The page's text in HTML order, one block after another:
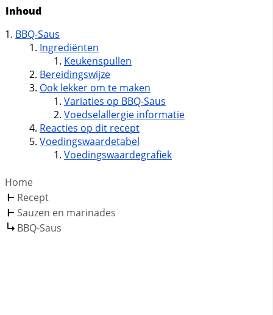
Inhoud
BBQ-Saus
Ingrediënten
Keukenspullen
Bereidingswijze
Ook lekker om te maken
Variaties op BBQ-Saus
Voedselallergie informatie
Reacties op dit recept
Voedingswaardetabel
Voedingswaardegrafiek
Home
Recept
Sauzen en marinades
BBQ-Saus